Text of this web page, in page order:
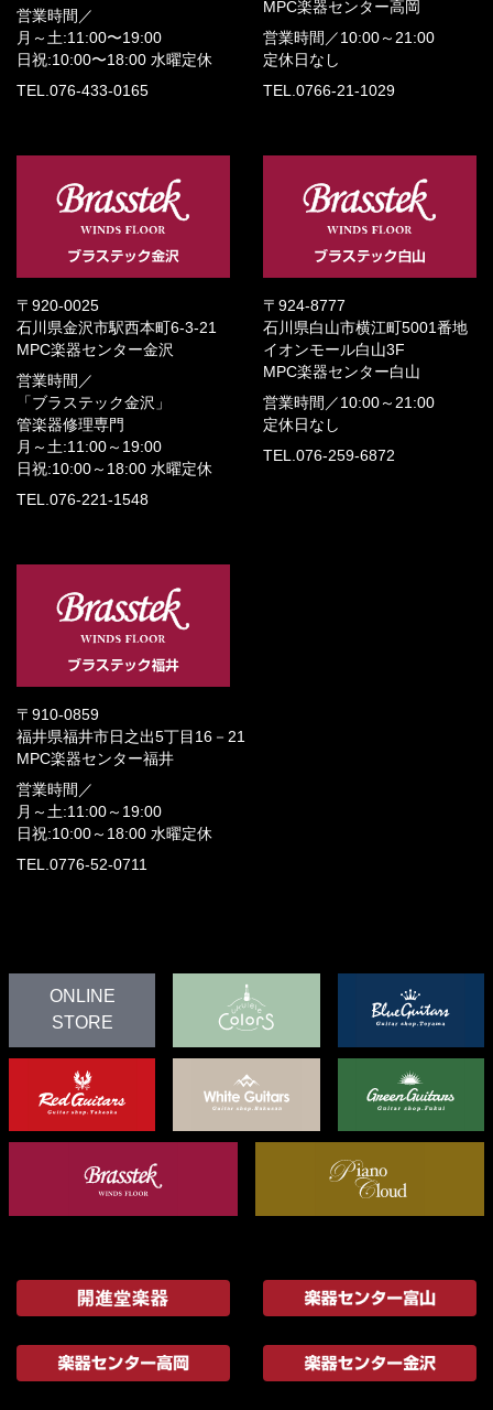
営業時間／
月～土:11:00〜19:00
日祝:10:00〜18:00 水曜定休
TEL.076-433-0165
MPC楽器センター高岡
営業時間／ 10:00～21:00
定休日なし
TEL.0766-21-1029
〒920-0025
石川県金沢市駅西本町6-3-21
MPC楽器センター金沢
営業時間／
「ブラステック金沢」
管楽器修理専門
月～土:11:00～19:00
日祝:10:00～18:00 水曜定休
TEL.076-221-1548
〒924-8777
石川県白山市横江町5001番地
イオンモール白山3F
MPC楽器センター白山
営業時間／ 10:00～21:00
定休日なし
TEL.076-259-6872
〒910-0859
福井県福井市日之出5丁目16－21
MPC楽器センター福井
営業時間／
月～土:11:00～19:00
日祝:10:00～18:00 水曜定休
TEL.0776-52-0711
ONLINE
STORE